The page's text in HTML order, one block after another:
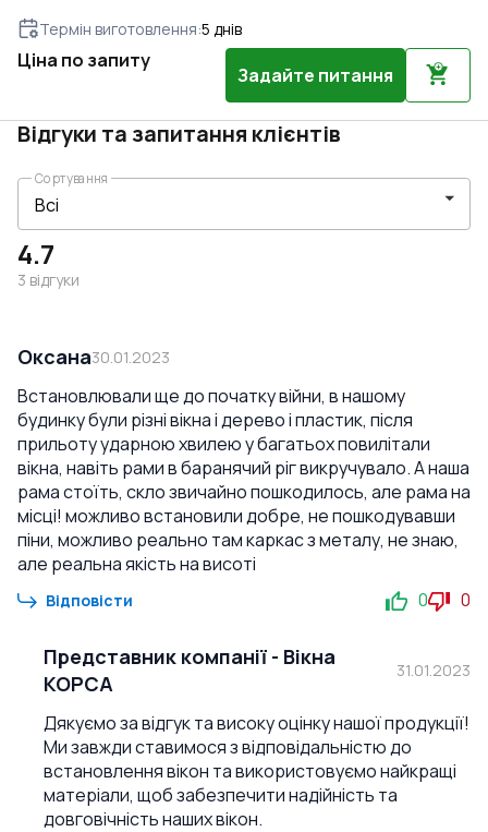
Термін виготовлення:5 днів
Ціна по запиту
Задайте питання
Відгуки та запитання клієнтів
4.7
3 відгуки
Сортування
Оксана30.01.2023
Встановлювали ще до початку війни, в нашому
будинку були різні вікна і дерево і пластик, після
прильоту ударною хвилею у багатьох повилітали
вікна, навіть рами в баранячий ріг викручувало. А наша
рама стоїть, скло звичайно пошкодилось, але рама на
місці! можливо встановили добре, не пошкодувавши
піни, можливо реально там каркас з металу, не знаю,
але реальна якість на висоті
Відповісти 0 0
Представник компанії - Вікна
КОРСА
31.01.2023
Дякуємо за відгук та високу оцінку нашої продукції!
Ми завжди ставимося з відповідальністю до
встановлення вікон та використовуємо найкращі
матеріали, щоб забезпечити надійність та
довговічність наших вікон.